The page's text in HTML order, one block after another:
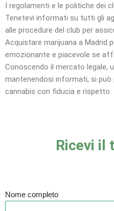
I regolamenti e le politiche dei
Tenetevi informati su tutti gli
alle procedure del club per
Acquistare marijuana a Madrid
emozionante e piacevole se
Conoscendo il mercato legale,
mantenendosi informati, si può
cannabis con fiducia e rispetto.
Ricevi il
Nome completo